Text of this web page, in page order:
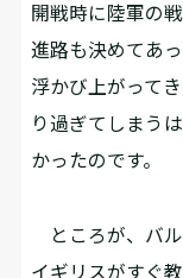
開戦時に陸軍の
進路も決めてあ
浮かび上がって
り過ぎてしまう
かったのです。
ところが、バ
イギリスがすぐ